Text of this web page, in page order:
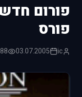
פורום
פורס
ic
03.07.2005